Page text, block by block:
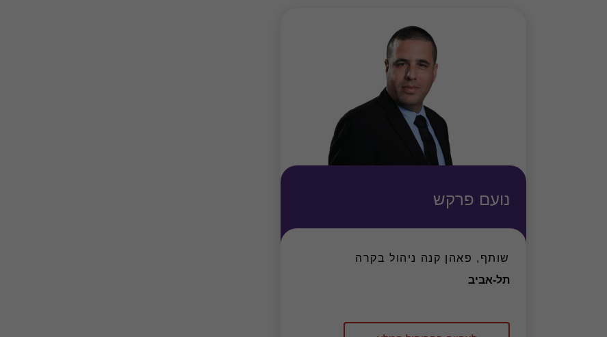
נועם פרקש
שותף, פאהן קנה ניהול בקרה
תל-אביב